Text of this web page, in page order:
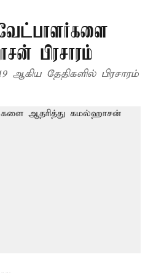
பிரசாரம்
தேதிகளில் பிரசாரம்